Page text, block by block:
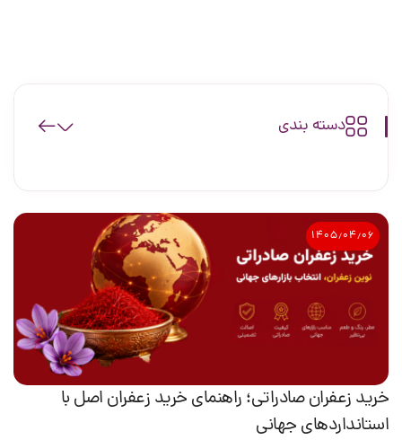
دسته بندی
۱۴۰۵٫۰۴٫۰۶
خرید زعفران صادراتی؛ راهنمای خرید زعفران اصل با
استانداردهای جهانی